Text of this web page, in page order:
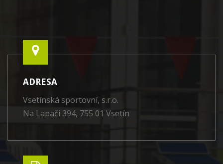
ADRESA
Vsetínská sportovní, s.r.o.
Na Lapači 394, 755 01 Vsetín